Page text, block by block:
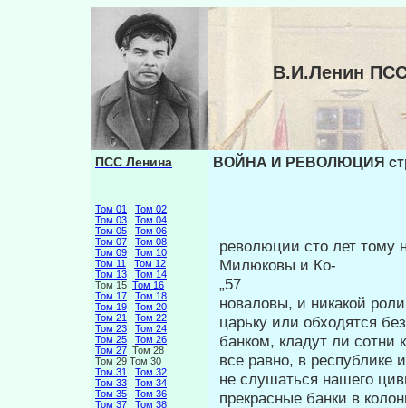
В.И.Ленин
ПСС Ленина
Том 01
Том 02
Том 03
Том 04
Том 05
Том 06
Том 07
Том 08
Том 09
Том 10
Том 11
Том 12
Том 13
Том 14
Том 15 Том 16
Том 17
Том 18
Том 19
Том 20
Том 21
Том 22
Том 23
Том 24
Том 25
Том 26
Том 27 Том 28
Том 29 Том 30
Том 31
Том 32
Том 33
Том 34
Том 35
Том 36
Том 37
Том 38
ВОЙНА И РЕВОЛЮЦИЯ
революции сто лет тому
Милюковы и Ко-
„57
новаловы, и никакой
царьку или обходятся
банком, кладут ли сотни
все равно, в республике
не слушаться нашего
прекрасные банки в